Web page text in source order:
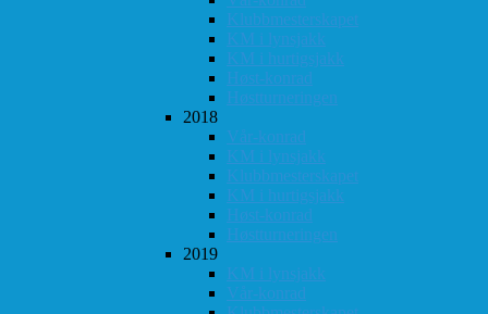
Klubbmesterskapet
KM i lynsjakk
KM i hurtigsjakk
Høst-konrad
Høstturneringen
2018
Vår-konrad
KM i lynsjakk
Klubbmesterskapet
KM i hurtigsjakk
Høst-konrad
Høstturneringen
2019
KM i lynsjakk
Vår-konrad